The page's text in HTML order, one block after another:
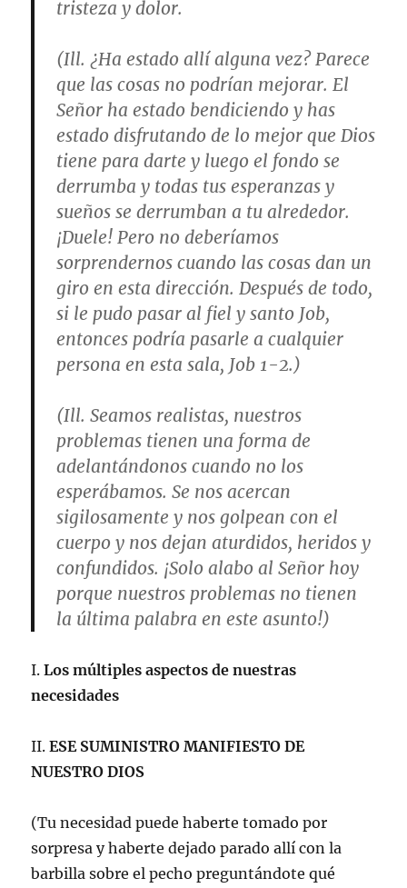
tristeza y dolor.
(Ill. ¿Ha estado allí alguna vez? Parece
que las cosas no podrían mejorar. El
Señor ha estado bendiciendo y has
estado disfrutando de lo mejor que Dios
tiene para darte y luego el fondo se
derrumba y todas tus esperanzas y
sueños se derrumban a tu alrededor.
¡Duele! Pero no deberíamos
sorprendernos cuando las cosas dan un
giro en esta dirección. Después de todo,
si le pudo pasar al fiel y santo Job,
entonces podría pasarle a cualquier
persona en esta sala, Job 1-2.)
(Ill. Seamos realistas, nuestros
problemas tienen una forma de
adelantándonos cuando no los
esperábamos. Se nos acercan
sigilosamente y nos golpean con el
cuerpo y nos dejan aturdidos, heridos y
confundidos. ¡Solo alabo al Señor hoy
porque nuestros problemas no tienen
la última palabra en este asunto!)
I.Los múltiples aspectos de nuestras
necesidades
II.ESE SUMINISTRO MANIFIESTO DE
NUESTRO DIOS
(Tu necesidad puede haberte tomado por
sorpresa y haberte dejado parado allí con la
barbilla sobre el pecho preguntándote qué